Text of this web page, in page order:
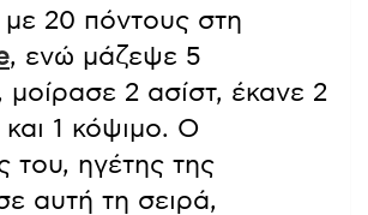
20 πόντους στη
, ενώ μάζεψε 5
μοίρασε 2 ασίστ, έκανε 2
και 1 κόψιμο. Ο
του, ηγέτης της
αυτή τη σειρά,